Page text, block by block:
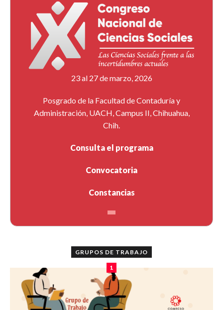
23 al 27 de marzo, 2026
Posgrado de la Facultad de Contaduría y
Administración, UACH, Campus II, Chihuahua,
Chih.
Consulta el programa
Convocatoria
Constancias
GRUPOS DE TRABAJO
1